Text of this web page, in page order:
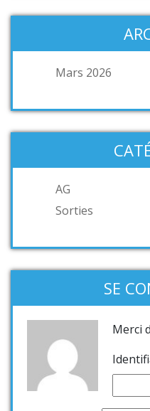
Mars 2026
AG
Sorties
SE
Merci